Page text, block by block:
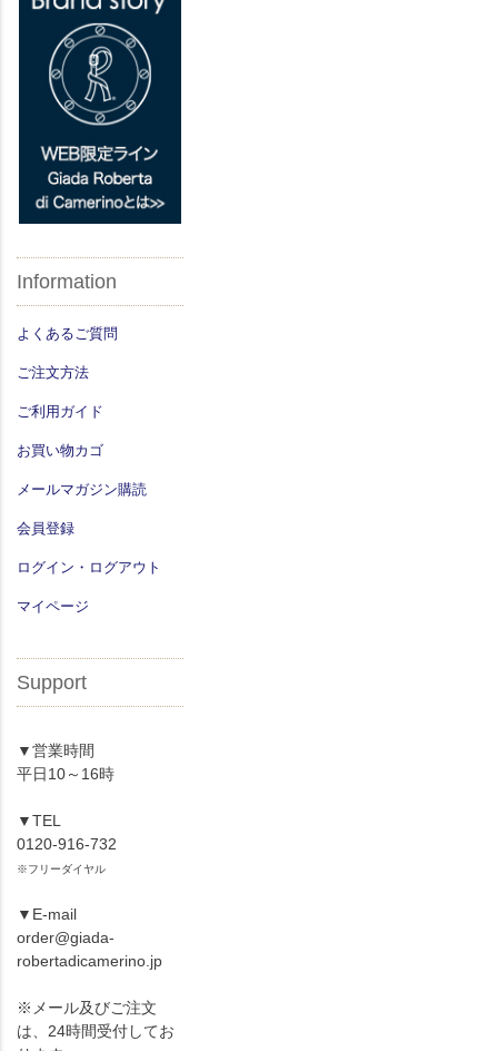
Information
よくあるご質問
ご注文方法
ご利用ガイド
お買い物カゴ
メールマガジン購読
会員登録
ログイン・ログアウト
マイページ
Support
▼営業時間
平日10～16時
▼TEL
0120-916-732
※フリーダイヤル
▼E-mail
order@giada-
robertadicamerino.jp
※メール及びご注文
は、24時間受付してお